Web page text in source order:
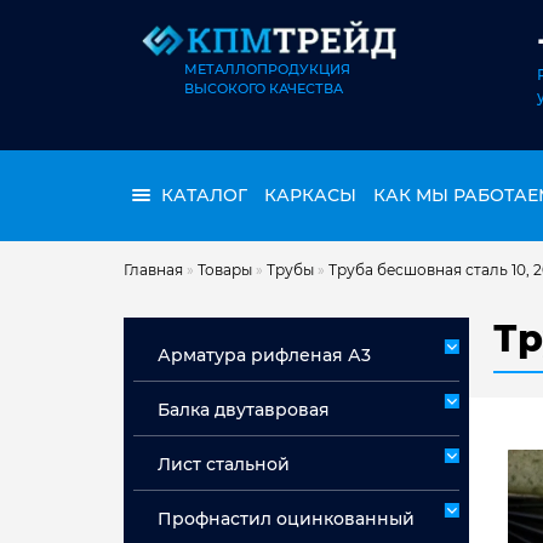
МЕТАЛЛОПРОДУКЦИЯ
ВЫСОКОГО КАЧЕСТВА
КАТАЛОГ КАРКАСЫ КАК МЫ
Главная » Товары » Трубы » Труба бесшовная сталь 10,
Арматура рифленая А3
Арматура мерная А3
Балка двутавровая
Лист стальной
Профнастил оцинкованный